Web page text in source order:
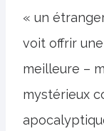
« un
voit offrir
meilleure –
mystérieux